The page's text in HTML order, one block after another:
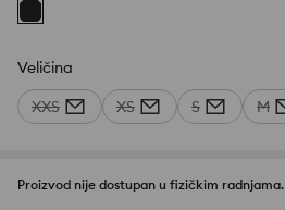
Veličina
XXS XS S M
Proizvod nije dostupan u fizičkim radnjama.